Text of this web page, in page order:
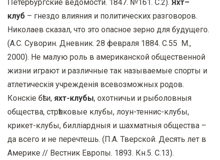
Петербургские ведомости. 1847. №161. С.2). Яхт–
клуб – гнездо влияния и политических разговоров.
Николаев сказал, что это опасное зерно для будущего.
(А.С. Суворин. Дневник. 28 февраля 1884. С.55 М.,
2000). Не малую роль в американской общественной
жизни играют и различные так называемые спорты и
атлетическiя учрежденiя всевозможных родов.
Конскiе бѣги, яхт-клубы, охотничьи и рыболовныя
общества, стрѣлковые клубы, лоун-теннис-клубы,
крикет-клубы, биллiардныя и шахматныя общества –
да всего и не перечтешь. (П.А. Тверской. Десять лет в
Америке // Вестник Европы. 1893. Кн.5. С.13).